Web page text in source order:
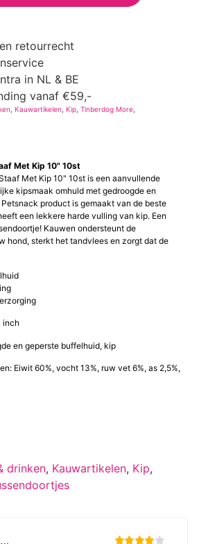
retourrecht
in NL & BE
vanaf €59,-
,Kauwartikelen ,Kip ,Tinberdog More
Met Kip 10" 10st
Met Kip 10" 10st is een aanvullende
kipsmaak omhuld met gedroogde en
product is gemaakt van de beste
een lekkere harde vulling van kip. Een
Kauwen ondersteunt de
hond, sterkt het tandvlees en zorgt dat de
inch
en geperste buffelhuid, kip
Eiwit 60%, vocht 13%, ruw vet 6%, as 2,5%,
drinken, Kauwartikelen, Kip,